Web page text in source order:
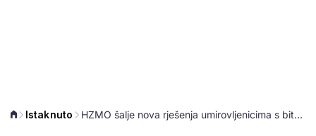
Istaknuto HZMO šalje nova rješenja umirovljenicima s bitno manjim mirovinama: Evo o čemu se radi